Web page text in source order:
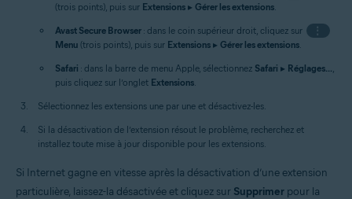
(trois points), puis sur Extensions ▸ Gérer les extensions.
Avast Secure Browser : dans le coin supérieur droit, cliquez sur
⋮
Menu (trois points), puis sur Extensions ▸ Gérer les extensions.
Safari : dans la barre de menu Apple, sélectionnez Safari ▸ Réglages...,
puis cliquez sur l’onglet Extensions.
Sélectionnez les extensions une par une et désactivez-les.
Si la désactivation de l’extension résout le problème, recherchez et
installez toute mise à jour disponible pour les extensions.
Si Internet gagne en vitesse après la désactivation d’une extension
particulière, laissez-la désactivée et cliquez sur Supprimer pour la